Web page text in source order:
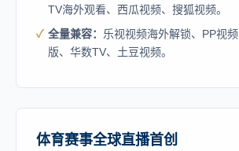
TV海外观看、西瓜视频、搜狐视频。
全量兼容： 乐视视频海外解锁、PP视
版、华数TV、土豆视频。
体育赛事全球直播首创